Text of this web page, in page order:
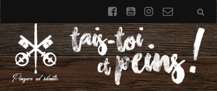
facebookyoutubeinstagram
de
contact